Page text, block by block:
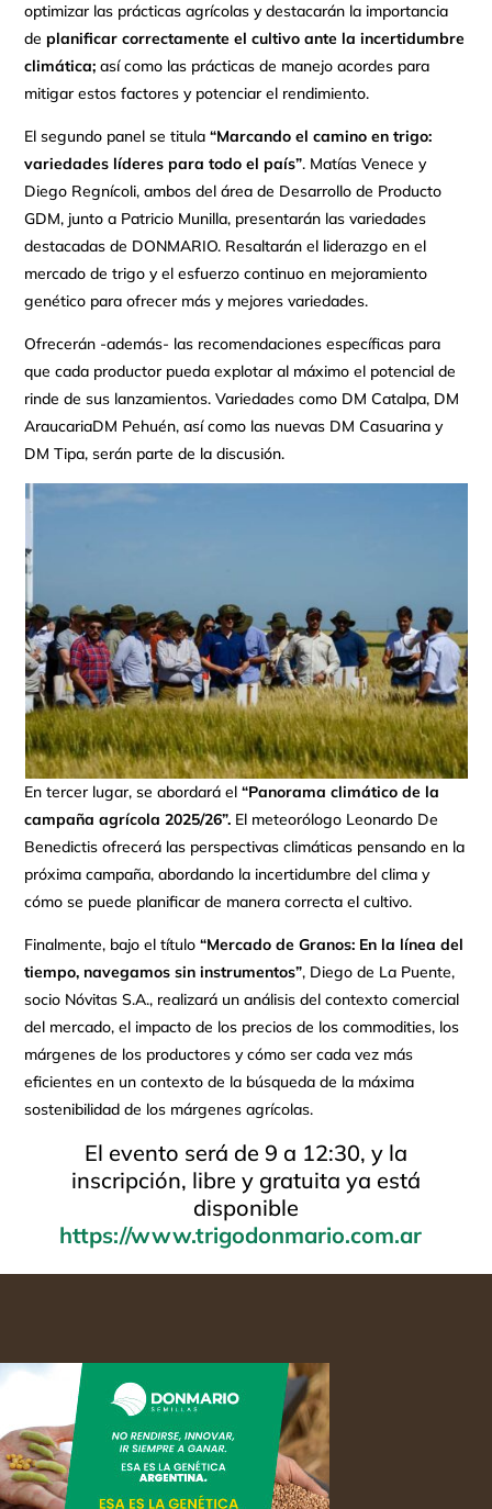
optimizar las prácticas agrícolas y destacarán la importancia
deplanificar correctamente el cultivo ante la incertidumbre
climática; así como las prácticas de manejo acordes para
mitigar estos factores y potenciar el rendimiento.
El segundo panel se titula“Marcando el camino en trigo:
variedades líderes para todo el país”. Matías Venece y
Diego Regnícoli, ambos del área de Desarrollo de Producto
GDM, junto a Patricio Munilla, presentarán las variedades
destacadas de DONMARIO. Resaltarán el liderazgo en el
mercado de trigo y el esfuerzo continuo en mejoramiento
genético para ofrecer más y mejores variedades.
Ofrecerán -además- las recomendaciones específicas para
que cada productor pueda explotar al máximo el potencial de
rinde de sus lanzamientos. Variedades como DM Catalpa, DM
AraucariaDM Pehuén, así como las nuevas DM Casuarina y
DM Tipa, serán parte de la discusión.
En tercer lugar, se abordará el“Panorama climático de la
campaña agrícola 2025/26”. El meteorólogo Leonardo De
Benedictis ofrecerá las perspectivas climáticas pensando en la
próxima campaña, abordando la incertidumbre del clima y
cómo se puede planificar de manera correcta el cultivo.
Finalmente, bajo el título“Mercado de Granos: En la línea del
tiempo, navegamos sin instrumentos”, Diego de La Puente,
socio Nóvitas S.A., realizará un análisis del contexto comercial
del mercado, el impacto de los precios de los commodities, los
márgenes de los productores y cómo ser cada vez más
eficientes en un contexto de la búsqueda de la máxima
sostenibilidad de los márgenes agrícolas.
El evento será de 9 a 12:30, y la
inscripción, libre y gratuita ya está
disponible
https://www.trigodonmario.com.ar